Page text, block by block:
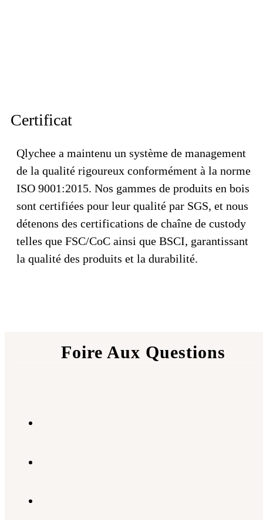
Certificat
Qlychee a maintenu un système de management
de la qualité rigoureux conformément à la norme
ISO 9001:2015. Nos gammes de produits en bois
sont certifiées pour leur qualité par SGS, et nous
détenons des certifications de chaîne de custody
telles que FSC/CoC ainsi que BSCI, garantissant
la qualité des produits et la durabilité.
Foire Aux Questions